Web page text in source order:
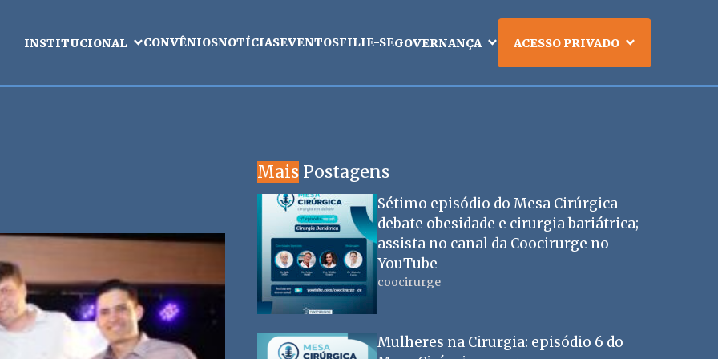
INSTITUCIONAL CONVÊNIOSNOTÍCIASEVENTOSFILIE-SEGOVERNANÇA ACESSO PRIVADO
Mais Postagens
Sétimo episódio do Mesa Cirúrgica
debate obesidade e cirurgia bariátrica;
assista no canal da Coocirurge no
YouTube
coocirurge
Mulheres na Cirurgia: episódio 6 do